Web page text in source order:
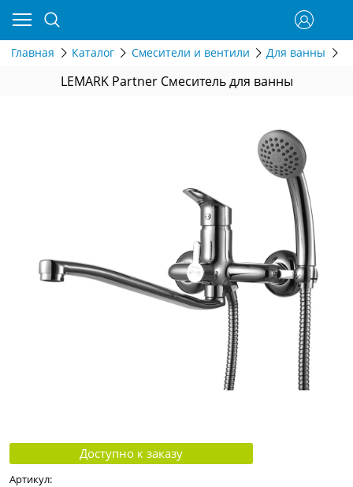
Главная Каталог Смесители и вентили Для ванны
LEMARK Partner Смеситель для ванны
Доступно к заказу
Артикул: